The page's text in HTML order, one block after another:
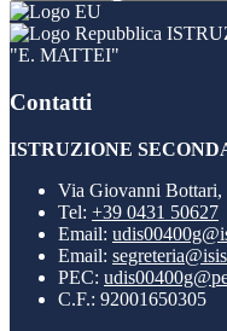
"E. MATTEI"
Contatti
ISTRUZIONE
Via Giovanni
Tel: +39 0431 50627
Email:
Email:
PEC:
C.F.: 92001650305